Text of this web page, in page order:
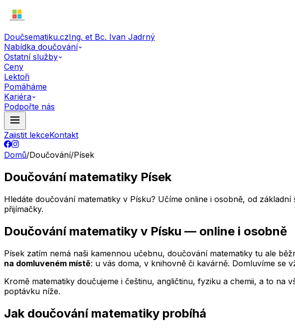
Doučsematiku.czIng. et Bc. Ivan Jadrný
Nabídka doučování
Ostatní služby
Ceny
Lektoři
Pomáháme
Kariéra
Podpořte nás
Zajistit lekceKontakt
Domů/Doučování/Písek
Doučování matematiky Písek
Hledáte doučování matematiky v Písku? Učíme online i osobně, od
přijímačky.
Doučování matematiky v Písku — online i osobně
Písek zatím nemá naši kamennou učebnu, doučování matematiky tu ale
na domluveném místě: u vás doma, v knihovně či kavárně. Domluvíme se
Kromě matematiky doučujeme i češtinu, angličtinu, fyziku a chemii, a to
poptávku níže.
Jak doučování matematiky probíhá